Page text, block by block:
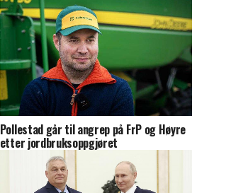
Pollestad går til angrep på FrP og Høyre
etter jordbruksoppgjøret